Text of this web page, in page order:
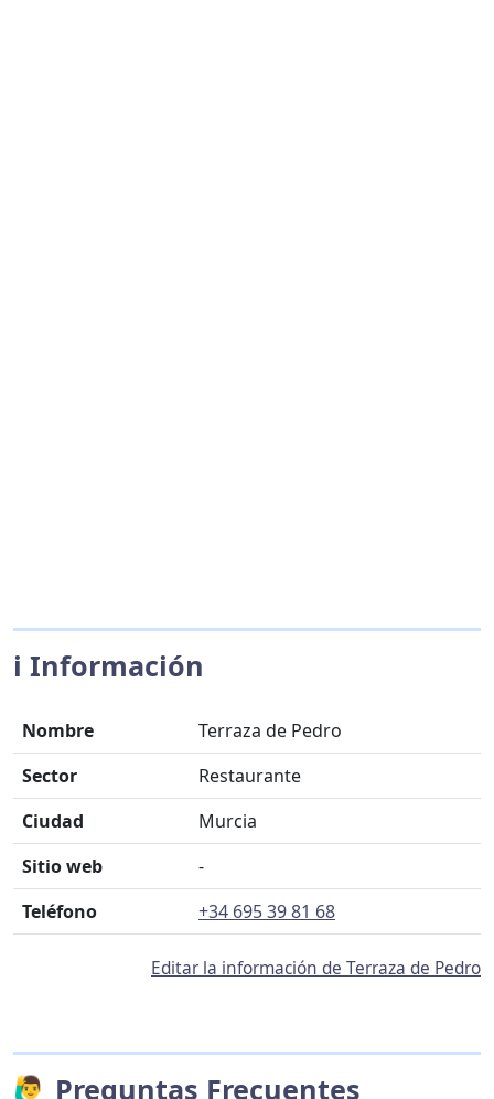
ℹ️ Información
Nombre
Terraza de Pedro
Sector
Restaurante
Ciudad
Murcia
Sitio web
-
Teléfono
+34 695 39 81 68
Editar la información de Terraza de Pedro
🙋‍♂️ Preguntas Frecuentes